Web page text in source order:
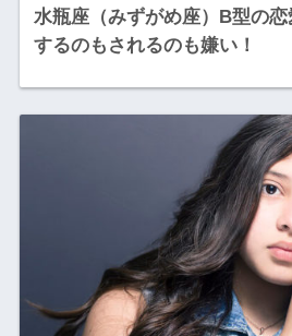
水瓶座（みずがめ座）B型の
するのもされるのも嫌い！